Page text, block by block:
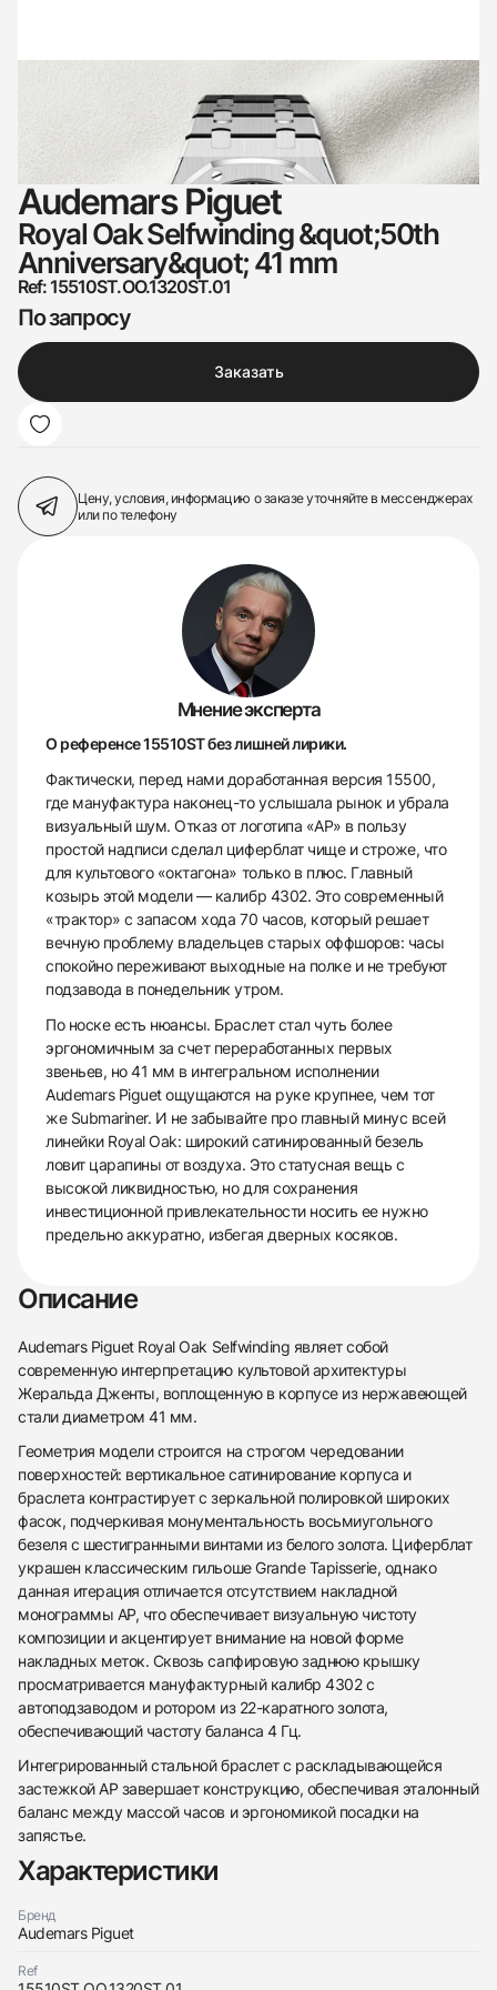
438
285
145
142
205
204
195
150
6
Audemars Piguet
Royal Oak Selfwinding &quot;50th
Anniversary&quot; 41 mm
Ref: 15510ST.OO.1320ST.01
По запросу
Заказать
Цену, условия, информацию о заказеуточняйте в мессенджерах
или по телефону
Мнение эксперта
О референсе 15510ST без лишней лирики.
Фактически, перед нами доработанная версия 15500,
где мануфактура наконец-то услышала рынок и убрала
визуальный шум. Отказ от логотипа «AP» в пользу
простой надписи сделал циферблат чище и строже, что
для культового «октагона» только в плюс. Главный
козырь этой модели — калибр 4302. Это современный
«трактор» с запасом хода 70 часов, который решает
вечную проблему владельцев старых оффшоров: часы
спокойно переживают выходные на полке и не требуют
подзавода в понедельник утром.
По носке есть нюансы. Браслет стал чуть более
эргономичным за счет переработанных первых
звеньев, но 41 мм в интегральном исполнении
Audemars Piguet ощущаются на руке крупнее, чем тот
же Submariner. И не забывайте про главный минус всей
линейки Royal Oak: широкий сатинированный безель
ловит царапины от воздуха. Это статусная вещь с
высокой ликвидностью, но для сохранения
инвестиционной привлекательности носить ее нужно
предельно аккуратно, избегая дверных косяков.
Описание
Audemars Piguet Royal Oak Selfwinding являет собой
современную интерпретацию культовой архитектуры
Жеральда Дженты, воплощенную в корпусе из нержавеющей
стали диаметром 41 мм.
Геометрия модели строится на строгом чередовании
поверхностей: вертикальное сатинирование корпуса и
браслета контрастирует с зеркальной полировкой широких
фасок, подчеркивая монументальность восьмиугольного
безеля с шестигранными винтами из белого золота. Циферблат
украшен классическим гильоше Grande Tapisserie, однако
данная итерация отличается отсутствием накладной
монограммы AP, что обеспечивает визуальную чистоту
композиции и акцентирует внимание на новой форме
накладных меток. Сквозь сапфировую заднюю крышку
просматривается мануфактурный калибр 4302 с
автоподзаводом и ротором из 22-каратного золота,
обеспечивающий частоту баланса 4 Гц.
Интегрированный стальной браслет с раскладывающейся
застежкой AP завершает конструкцию, обеспечивая эталонный
баланс между массой часов и эргономикой посадки на
запястье.
Характеристики
Бренд
Audemars Piguet
Ref